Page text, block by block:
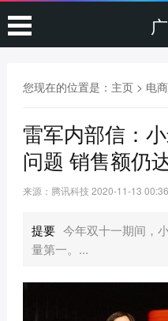
您现在的位置是： 主页> 电商
雷军内部信：
问题 销售额仍
来源：腾讯科技 2020-11-13
提要 今年双十一期间，
量第一。...